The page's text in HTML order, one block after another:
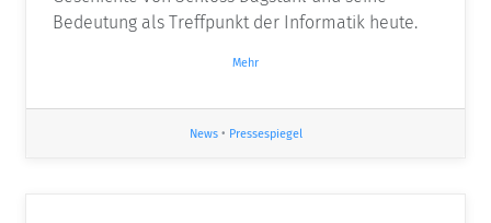
Bedeutung als Treffpunkt der Informatik heute.
Mehr
News• Pressespiegel